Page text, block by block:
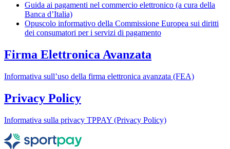
Guida ai pagamenti nel commercio elettronico (a cura della
Banca d’Italia)
Opuscolo informativo della Commissione Europea sui diritti
dei consumatori per i servizi di pagamento
Firma Elettronica Avanzata
Informativa sull’uso della firma elettronica avanzata (FEA)
Privacy Policy
Informativa sulla privacy TPPAY (Privacy Policy)